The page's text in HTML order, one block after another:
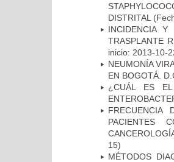
DISTRITAL
INCIDENCIA Y
TRASPLANTE
inicio: 2013-10-
NEUMONÍA
EN BOGOTÁ.
¿CUÁL ES EL
FRECUENCIA
PACIENTES
15)
MÉTODOS